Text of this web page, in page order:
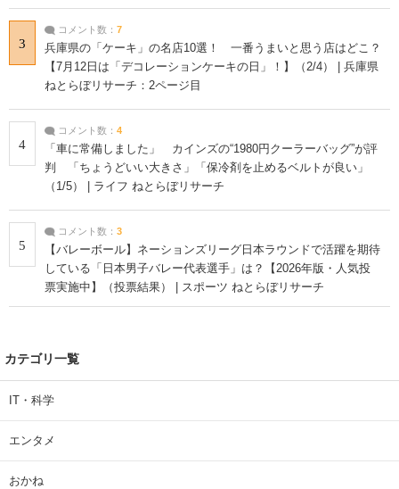
3
コメント数： 7
兵庫県の「ケーキ」の名店10選！ 一番うまいと思う店はどこ？
【7月12日は「デコレーションケーキの日」！】（2/4） | 兵庫県
ねとらぼリサーチ：2ページ目
4
コメント数： 4
「車に常備しました」 カインズの“1980円クーラーバッグ”が評
判 「ちょうどいい大きさ」「保冷剤を止めるベルトが良い」
（1/5） | ライフ ねとらぼリサーチ
5
コメント数： 3
【バレーボール】ネーションズリーグ日本ラウンドで活躍を期待
している「日本男子バレー代表選手」は？【2026年版・人気投
票実施中】（投票結果） | スポーツ ねとらぼリサーチ
カテゴリ一覧
IT・科学
エンタメ
おかね